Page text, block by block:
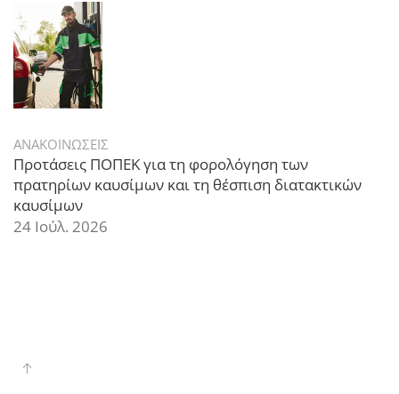
ΑΝΑΚΟΙΝΩΣΕΙΣ
Προτάσεις ΠΟΠΕΚ για τη φορολόγηση των
πρατηρίων καυσίμων και τη θέσπιση διατακτικών
καυσίμων
24 Ιούλ. 2026